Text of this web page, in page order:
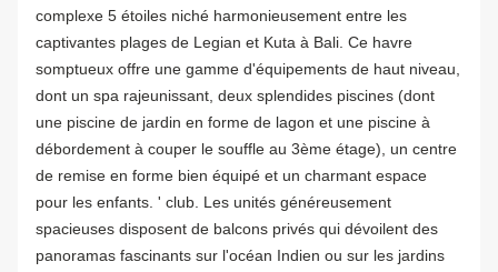
complexe 5 étoiles niché harmonieusement entre les
captivantes plages de Legian et Kuta à Bali. Ce havre
somptueux offre une gamme d'équipements de haut niveau,
dont un spa rajeunissant, deux splendides piscines (dont
une piscine de jardin en forme de lagon et une piscine à
débordement à couper le souffle au 3ème étage), un centre
de remise en forme bien équipé et un charmant espace
pour les enfants. ' club. Les unités généreusement
spacieuses disposent de balcons privés qui dévoilent des
panoramas fascinants sur l'océan Indien ou sur les jardins